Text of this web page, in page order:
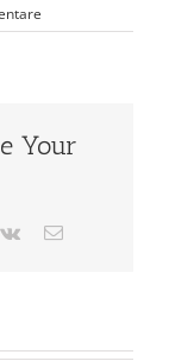
Your
Vk
E-